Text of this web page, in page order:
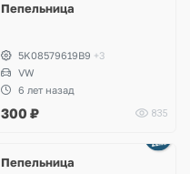
Пепельница
5K08579619B9 +3
VW
6 лет назад
300 ₽ 835
Пепельница